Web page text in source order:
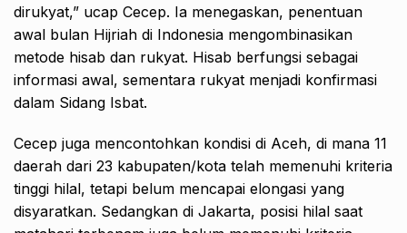
dirukyat,” ucap Cecep. Ia menegaskan, penentuan
awal bulan Hijriah di Indonesia mengombinasikan
metode hisab dan rukyat. Hisab berfungsi sebagai
informasi awal, sementara rukyat menjadi konfirmasi
dalam Sidang Isbat.
Cecep juga mencontohkan kondisi di Aceh, di mana 11
daerah dari 23 kabupaten/kota telah memenuhi kriteria
tinggi hilal, tetapi belum mencapai elongasi yang
disyaratkan. Sedangkan di Jakarta, posisi hilal saat